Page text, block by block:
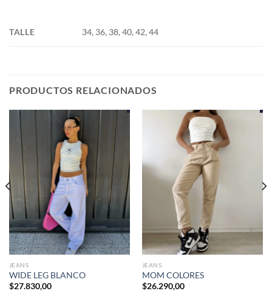
TALLE 34, 36, 38, 40, 42, 44
PRODUCTOS RELACIONADOS
JEANS
WIDE LEG BLANCO
$27.830,00
JEANS
MOM COLORES
$26.290,00